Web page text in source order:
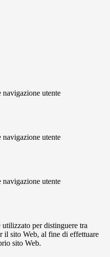
utente
utente
utente
per distinguere tra
il sito Web, al fine di effettuare
sito Web.